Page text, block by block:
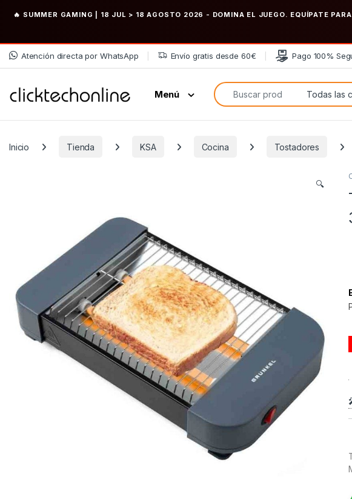
🔥 SUMMER GAMING | 18 JUL > 18 AGOSTO 2026 - DOMINA EL JUEGO. EQUÍPATE
Saltar a la navegación
Saltar al contenido
Atención directa por WhatsApp Envío gratis desde 60€ Pago 100%
Menú
Búsqueda de:
Inicio Tienda KSA Cocina Tostadores
🔍